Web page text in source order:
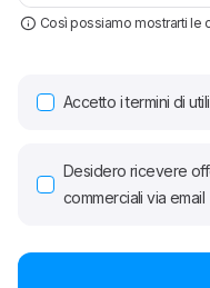
Così possiamo mostrarti le
Accetto i termini di
Desidero ricevere
commerciali via email